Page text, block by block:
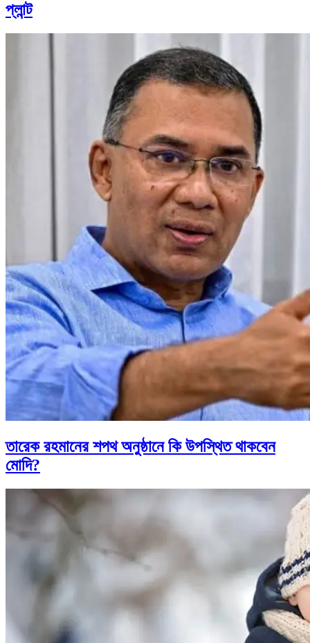
প্লান্ট
তারেক রহমানের শপথ অনুষ্ঠানে কি উপস্থিত থাকবেন
মোদি?